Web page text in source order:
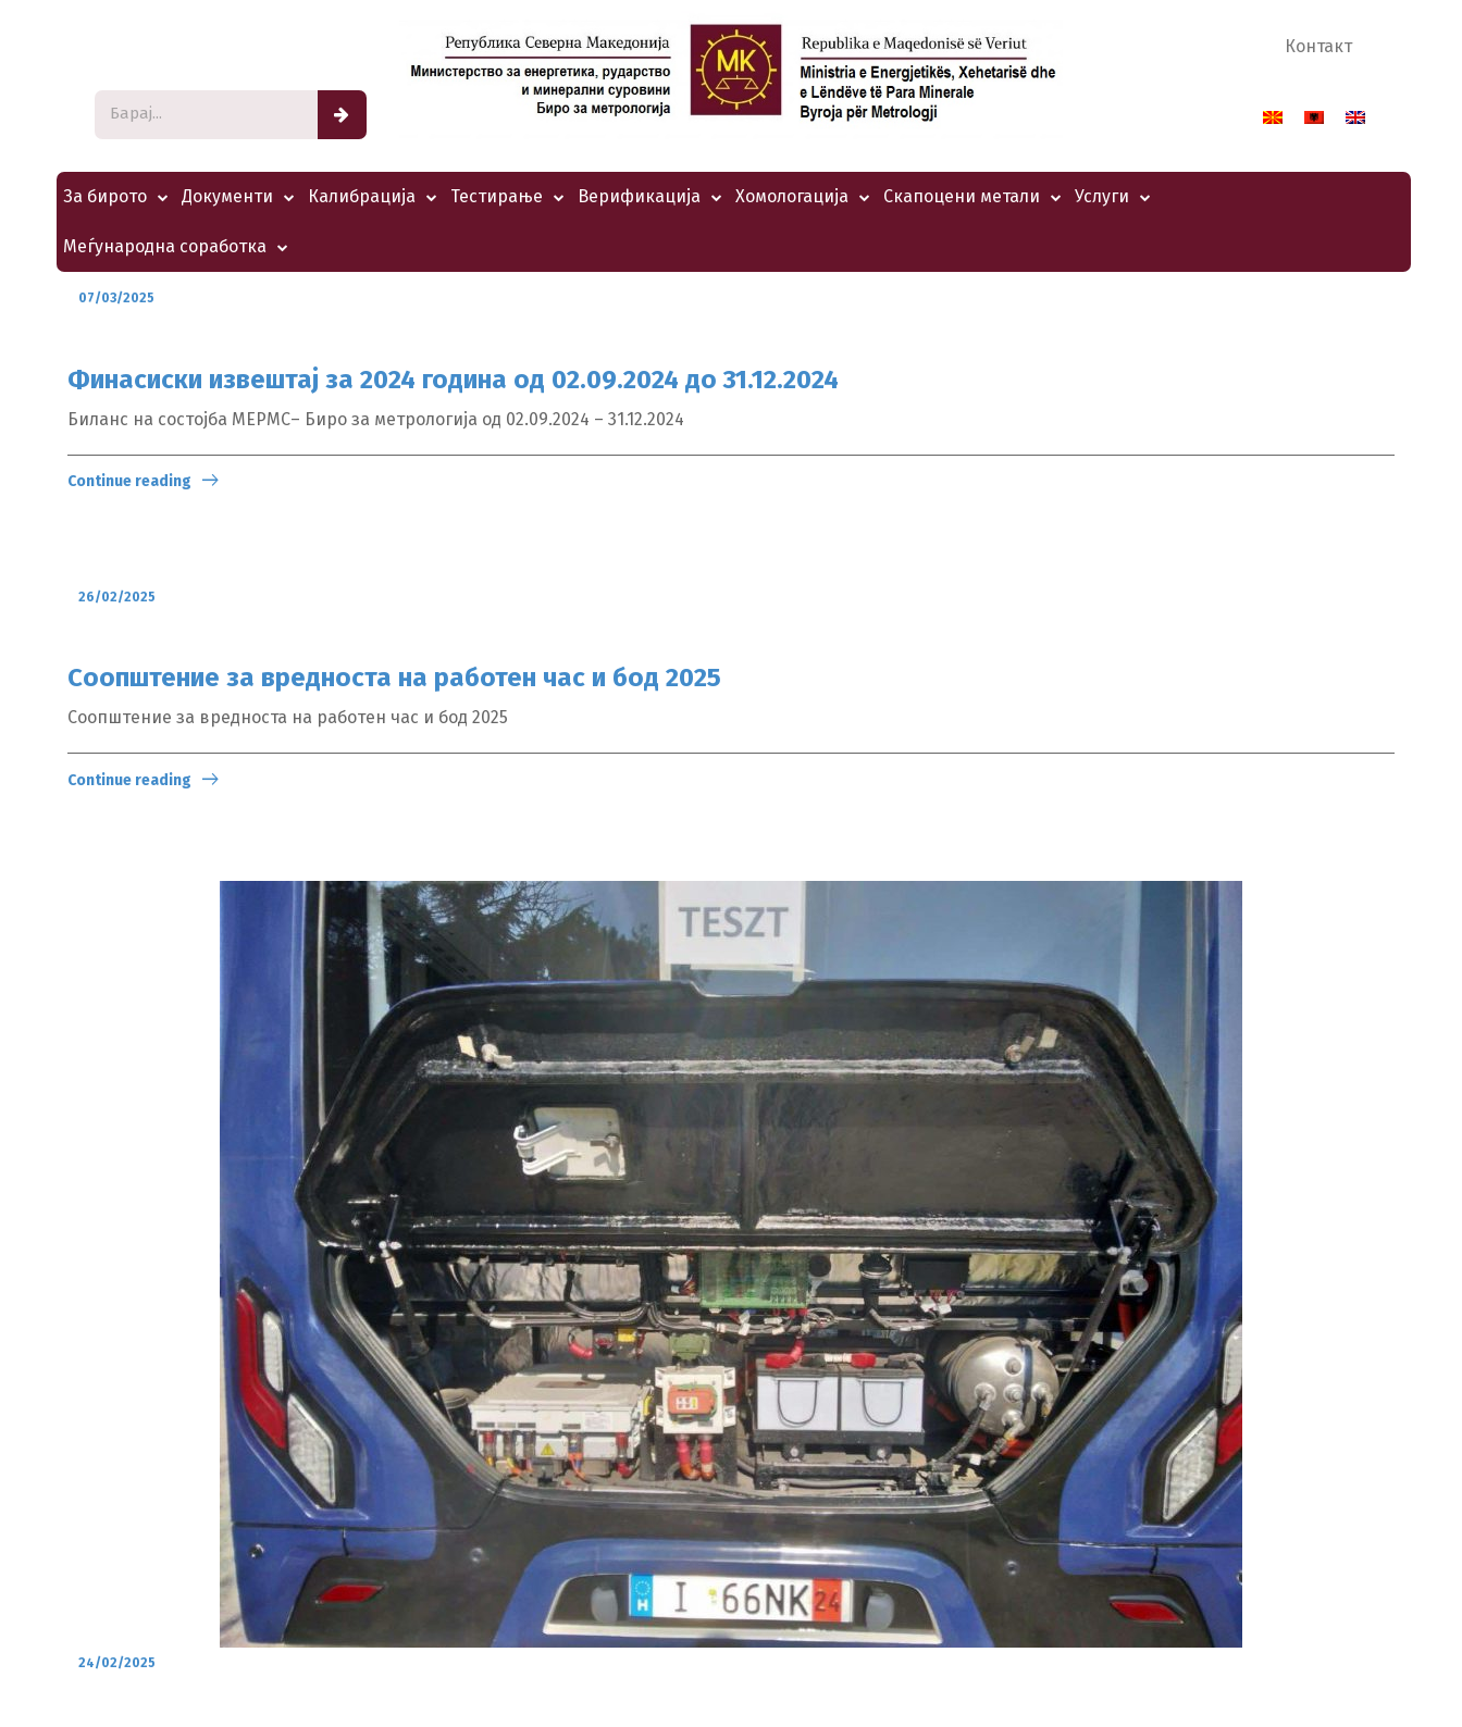
Контакт
За бирото Документи Калибрација Тестирање Верификација Хомологација Скапоцени метали Услуги
Меѓународна соработка
07/03/2025
Финасиски извештај за 2024 година од 02.09.2024 до 31.12.2024
Биланс на состојба МЕРМС– Биро за метрологија од 02.09.2024 – 31.12.2024
Continue reading
26/02/2025
Соопштение за вредноста на работен час и бод 2025
Соопштение за вредноста на работен час и бод 2025
Continue reading
24/02/2025